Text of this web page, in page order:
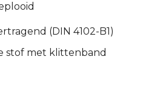
(DIN 4102-B1)
stof met klittenband